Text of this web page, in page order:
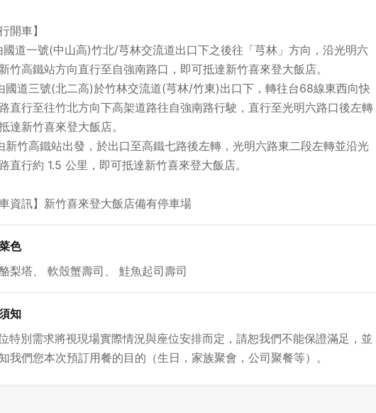
開車】
國道一號(中山高)竹北/芎林交流道出口下之後往「芎林」方向，沿光明六
竹高鐵站方向直行至自強南路口，即可抵達新竹喜來登大飯店。
國道三號(北二高)於竹林交流道(芎林/竹東)出口下，轉往台68線東西向快
直行至往竹北方向下高架道路往自強南路行駛，直行至光明六路口後左轉
達新竹喜來登大飯店。
新竹高鐵站出發，於出口至高鐵七路後左轉，光明六路東二段左轉並沿光
直行約 1.5 公里，即可抵達新竹喜來登大飯店。
車資訊】新竹喜來登大飯店備有停車場
色
梨塔、 軟殼蟹壽司、 鮭魚起司壽司
知
特別需求將視現場實際情況與座位安排而定，請恕我們不能保證滿足，並
我們您本次預訂用餐的目的（生日，家族聚會，公司聚餐等）。